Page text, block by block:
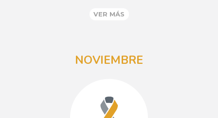
VER MÁS
NOVIEMBRE